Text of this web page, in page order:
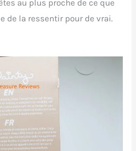
au plus proche de ce que
de la ressentir pour de vrai.